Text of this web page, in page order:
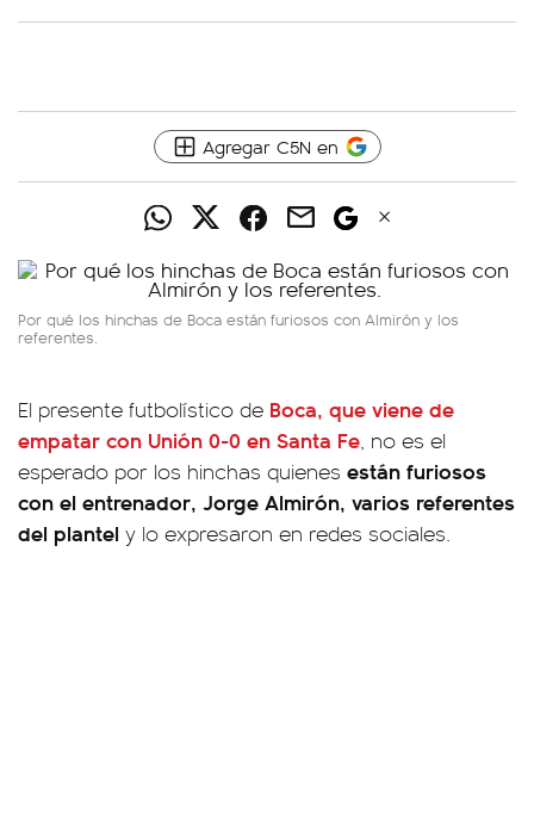
Agregar C5N en
Por qué los hinchas de Boca están furiosos con Almirón y los
referentes.
El presente futbolístico de Boca, que viene de
empatar con Unión 0-0 en Santa Fe, no es el
esperado por los hinchas quienes están furiosos
con el entrenador, Jorge Almirón, varios referentes
del plantel y lo expresaron en redes sociales.